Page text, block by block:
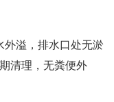
外溢，排水口处无淤
清理，无粪便外